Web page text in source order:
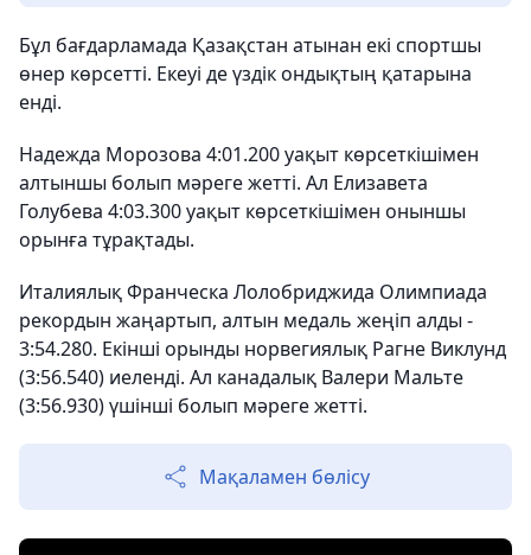
Бұл бағдарламада Қазақстан атынан екі спортшы
өнер көрсетті. Екеуі де үздік ондықтың қатарына
енді.
Надежда Морозова 4:01.200 уақыт көрсеткішімен
алтыншы болып мәреге жетті. Ал Елизавета
Голубева 4:03.300 уақыт көрсеткішімен оныншы
орынға тұрақтады.
Италиялық Франческа Лолобриджида Олимпиада
рекордын жаңартып, алтын медаль жеңіп алды -
3:54.280. Екінші орынды норвегиялық Рагне Виклунд
(3:56.540) иеленді. Ал канадалық Валери Мальте
(3:56.930) үшінші болып мәреге жетті.
Мақаламен бөлісу